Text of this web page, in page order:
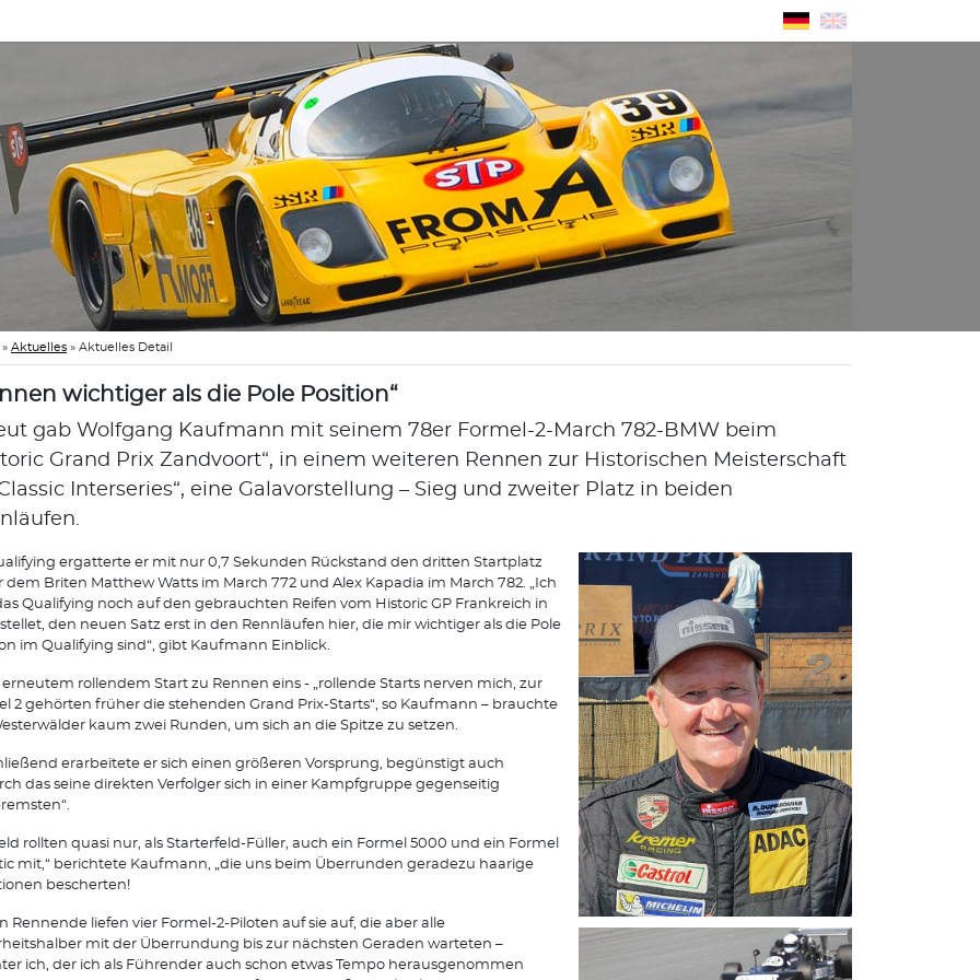
» Aktuelles » Aktuelles Detail
wichtiger als die Pole Position“
gab Wolfgang Kaufmann mit seinem 78er Formel-2-March 782-BMW beim
Grand Prix Zandvoort“, in einem weiteren Rennen zur Historischen Meisterschaft
Interseries“, eine Galavorstellung – Sieg und zweiter Platz in beiden
ergatterte er mit nur 0,7 Sekunden Rückstand den dritten Startplatz
dem Briten Matthew Watts im March 772 und Alex Kapadia im March 782. „Ich
Qualifying noch auf den gebrauchten Reifen vom Historic GP Frankreich in
den neuen Satz erst in den Rennläufen hier, die mir wichtiger als die Pole
im Qualifying sind“, gibt Kaufmann Einblick.
rollendem Start zu Rennen eins - „rollende Starts nerven mich, zur
2 gehörten früher die stehenden Grand Prix-Starts“, so Kaufmann – brauchte
kaum zwei Runden, um sich an die Spitze zu setzen.
erarbeitete er sich einen größeren Vorsprung, begünstigt auch
das seine direkten Verfolger sich in einer Kampfgruppe gegenseitig
rollten quasi nur, als Starterfeld-Füller, auch ein Formel 5000 und ein Formel
mit,“ berichtete Kaufmann, „die uns beim Überrunden geradezu haarige
bescherten!
Rennende liefen vier Formel-2-Piloten auf sie auf, die aber alle
mit der Überrundung bis zur nächsten Geraden warteten –
ich, der ich als Führender auch schon etwas Tempo herausgenommen